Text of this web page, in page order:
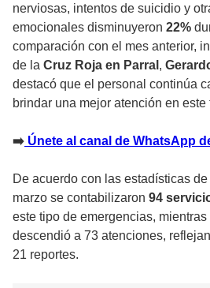
nerviosas, intentos de suicidio y
emocionales disminuyeron 22%
comparación con el mes anterior,
de la Cruz Roja en Parral ,
destacó que el personal continúa
brindar una mejor atención en este
➡️ Únete al canal de WhatsApp
De acuerdo con las estadísticas
marzo se contabilizaron 94
este tipo de emergencias,
descendió a 73 atenciones,
21 reportes.